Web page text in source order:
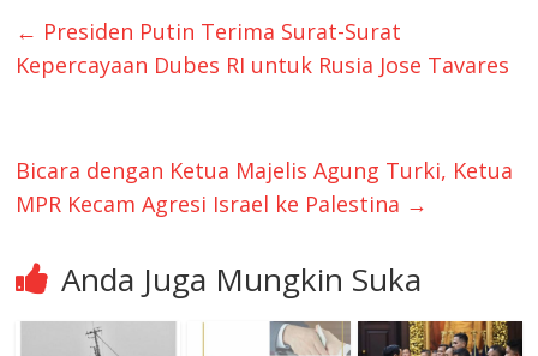
← Presiden Putin Terima Surat-Surat
Kepercayaan Dubes RI untuk Rusia Jose Tavares
Bicara dengan Ketua Majelis Agung Turki, Ketua
MPR Kecam Agresi Israel ke Palestina →
Anda Juga Mungkin Suka